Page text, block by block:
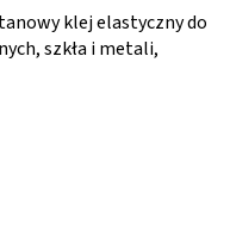
klej elastyczny do
szkła i metali,